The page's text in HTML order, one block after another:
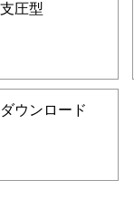
支圧型
ダウンロード